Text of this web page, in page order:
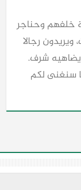
خلفهم وحناجر
ويريدون رجالا
شرف.
سنغنى لكم